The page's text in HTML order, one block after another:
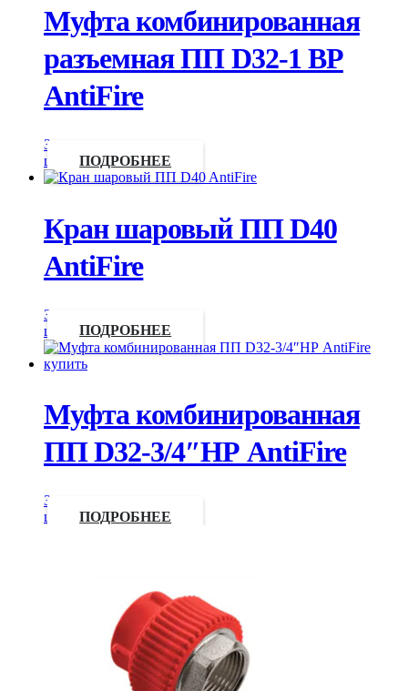
Муфта комбинированная
разъемная ПП D32-1 ВР
AntiFire
Запросить
цену
ПОДРОБНЕЕ
Кран шаровый ПП D40
AntiFire
Запросить
цену
ПОДРОБНЕЕ
Муфта комбинированная
ПП D32-3/4″НР AntiFire
Запросить
цену
ПОДРОБНЕЕ